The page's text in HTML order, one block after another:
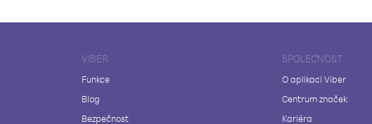
VIBER
Funkce
Blog
Bezpečnost
SPOLEČNOST
O aplikaci Viber
Centrum značek
Kariéra